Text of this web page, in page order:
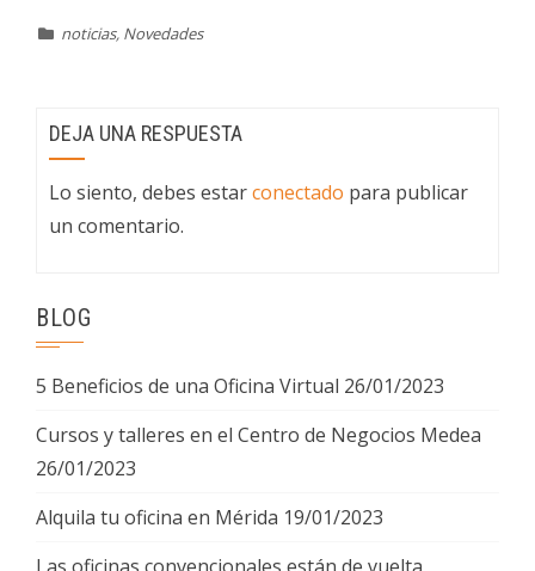
noticias, Novedades
DEJA UNA RESPUESTA
Lo siento, debes estarconectado para publicar
un comentario.
BLOG
5 Beneficios de una Oficina Virtual 26/01/2023
Cursos y talleres en el Centro de Negocios Medea
26/01/2023
Alquila tu oficina en Mérida 19/01/2023
Las oficinas convencionales están de vuelta